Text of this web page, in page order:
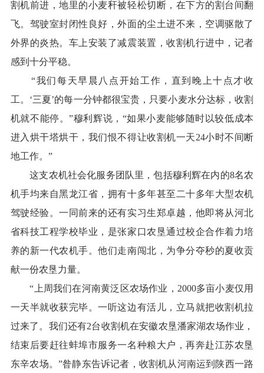
割机前进，地里的小麦秆被轻松切断，在下方的割台间翻
飞。驾驶室封闭性良好，外面的尘土进不来，空调驱散了
外界的炎热。车上安装了减震装置，收割机行进中，记者
感到十分平稳。
“我们每天早晨八点开始工作，直到晚上十点才收
工。‘三夏’的每一分钟都很宝贵，只要小麦水分达标，收割
机就不能停。”穆利辉说，“如果小麦能够随时以较低成本
进入烘干塔烘干，我们恨不得让收割机一天24小时不间断
地工作。”
这支农机社会化服务团队里，包括穆利辉在内的8名农
机手均来自黑龙江省，拥有十多年甚至二十多年大型农机
驾驶经验。一同前来的还有实习生郑卓越，他即将从河北
省科技工程学校毕业，是张家口农垦通过校企合作着力培
养的新一代农机手。他们走南闯北，为争分夺秒的夏收贡
献一份农垦力量。
“上周我们在河南黄泛区农场作业，2000多亩小麦仅用
一天半就收获完毕。一听这边有活儿，立马就把收割机拉
过来了。我们还有2台收割机在安徽农垦潘家湖农场作业，
结束后要赶往蚌埠市服务一名种粮大户，再奔赴江苏农垦
东辛农场。”昝静东告诉记者，收割机从河南运到陕西一路